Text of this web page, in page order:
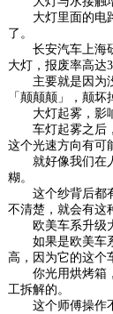
大灯里面的电
了。
长安汽车上海
大灯，报废率高达
主要就是因为
「颠颠颠」，颠坏
大灯起雾，影
车灯起雾之后
这个光速方向有可
就好像我们在
糊。
这个纱背后都
不清楚，就会有这
欧美车系升级
如果是欧美车
高，因为它的这个
你光用烘烤箱
工拆解的。
这个师傅操作